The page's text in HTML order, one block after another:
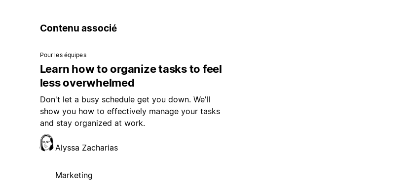
Contenu associé
Pour les équipes
Learn how to organize tasks to feel
less overwhelmed
Don't let a busy schedule get you down. We'll
show you how to effectively manage your tasks
and stay organized at work.
Alyssa Zacharias
Marketing